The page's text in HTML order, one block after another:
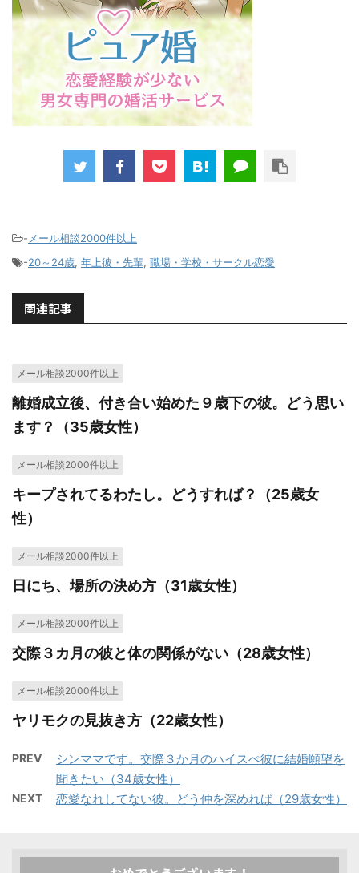
- メール相談2000件以上
-20～24歳, 年上彼・先輩, 職場・学校・サークル恋愛
関連記事
メール相談2000件以上
離婚成立後、付き合い始めた９歳下の彼。どう思い
ます？（35歳女性）
メール相談2000件以上
キープされてるわたし。どうすれば？（25歳女
性）
メール相談2000件以上
日にち、場所の決め方（31歳女性）
メール相談2000件以上
交際３カ月の彼と体の関係がない（28歳女性）
メール相談2000件以上
ヤリモクの見抜き方（22歳女性）
PREV
シンママです。交際３か月のハイスぺ彼に結婚願望を
聞きたい（34歳女性）
NEXT 恋愛なれしてない彼。どう仲を深めれば（29歳女性）